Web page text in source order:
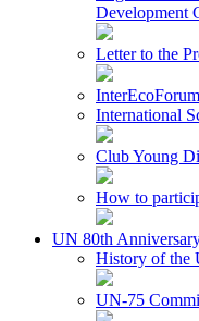
Development
Letter to the
InterEcoForum
International
Club Young
How to
UN 80th
History of the
UN-75